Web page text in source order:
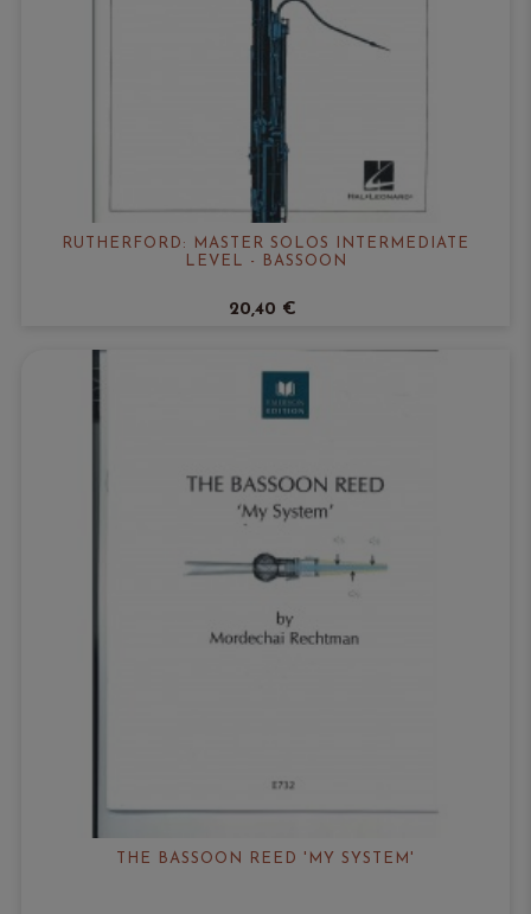
RUTHERFORD: MASTER SOLOS INTERMEDIATE
LEVEL - BASSOON
20,40 €
THE BASSOON REED 'MY SYSTEM'